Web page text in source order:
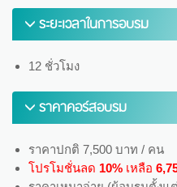
ระยะเวลาในการอบรม
12 ชั่วโมง
ราคาคอร์สอบรม
ราคาปกติ 7,500 บาท / คน
โปรโมชั่นลด 10% เหลือ